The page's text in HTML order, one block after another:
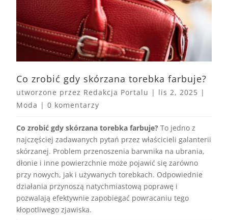
Co zrobić gdy skórzana torebka farbuje?
utworzone przez Redakcja Portalu | lis 2, 2025 |
Moda |0 komentarzy
Co zrobić gdy skórzana torebka farbuje? To jedno z
najczęściej zadawanych pytań przez właścicieli galanterii
skórzanej. Problem przenoszenia barwnika na ubrania,
dłonie i inne powierzchnie może pojawić się zarówno
przy nowych, jak i używanych torebkach. Odpowiednie
działania przynoszą natychmiastową poprawę i
pozwalają efektywnie zapobiegać powracaniu tego
kłopotliwego zjawiska.